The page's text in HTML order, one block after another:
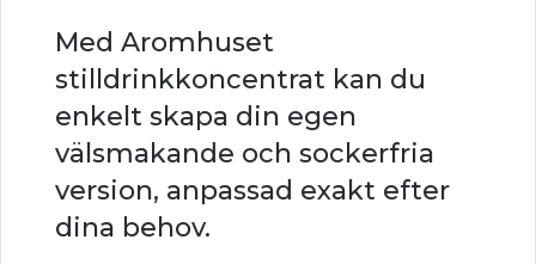
Med Aromhuset
stilldrinkkoncentrat kan du
enkelt skapa din egen
välsmakande och sockerfria
version, anpassad exakt efter
dina behov.